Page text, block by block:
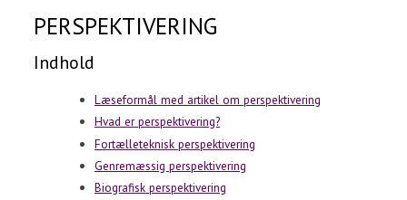
PERSPEKTIVERING
Indhold
Læseformål med artikel om perspektivering
Hvad er perspektivering?
Fortælleteknisk perspektivering
Genremæssig perspektivering
Biografisk perspektivering